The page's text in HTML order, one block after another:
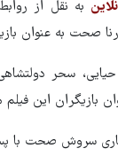
به نقل از
صحت به عنوان
سحر
بازیگران این
سروش صحت با